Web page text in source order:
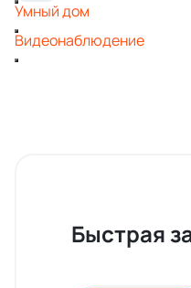
Умный дом
Видеонаблюдение
Быстрая